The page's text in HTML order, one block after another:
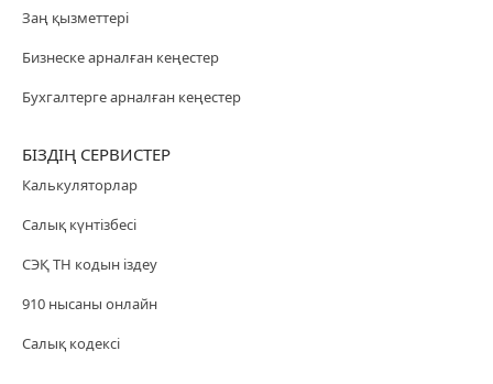
Заң қызметтері
Бизнеске арналған кеңестер
Бухгалтерге арналған кеңестер
БІЗДІҢ СЕРВИСТЕР
Калькуляторлар
Салық күнтізбесі
СЭҚ ТН кодын іздеу
910 нысаны онлайн
Салық кодексі